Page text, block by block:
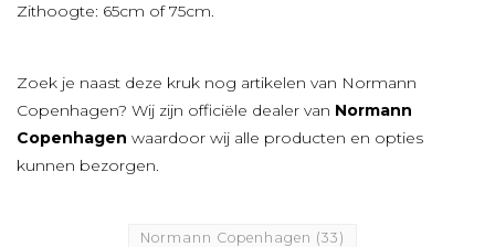
Zithoogte: 65cm of 75cm.
Zoek je naast deze kruk nog artikelen van Normann
Copenhagen? Wij zijn officiële dealer van Normann
Copenhagen waardoor wij alle producten en opties
kunnen bezorgen.
Normann Copenhagen (33)